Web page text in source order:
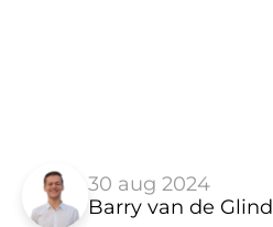
30 aug 2024
Barry van de Glind